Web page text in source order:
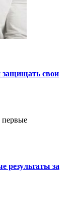
свои
результаты за